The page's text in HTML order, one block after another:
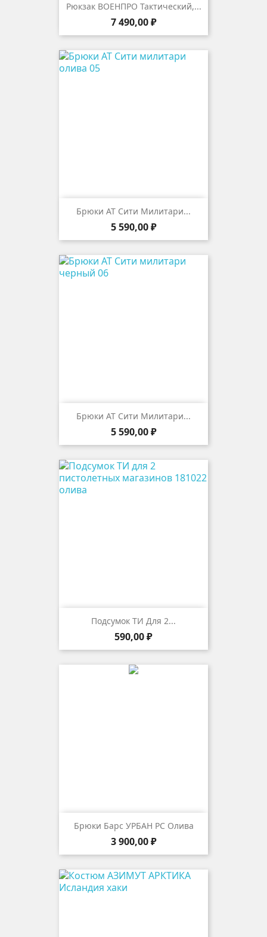
Рюкзак ВОЕНПРО Тактический,...
Цена
7 490,00 ₽
Брюки АТ Сити Милитари...
Цена
5 590,00 ₽
Брюки АТ Сити Милитари...
Цена
5 590,00 ₽
Подсумок ТИ Для 2...
Цена
590,00 ₽
Брюки Барс УРБАН РС Олива
Цена
3 900,00 ₽